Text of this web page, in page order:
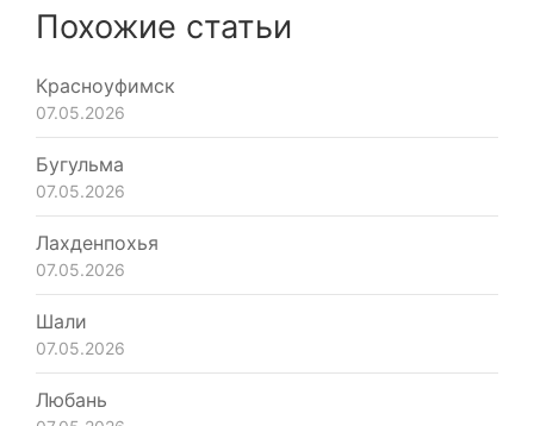
Похожие статьи
Красноуфимск
07.05.2026
Бугульма
07.05.2026
Лахденпохья
07.05.2026
Шали
07.05.2026
Любань